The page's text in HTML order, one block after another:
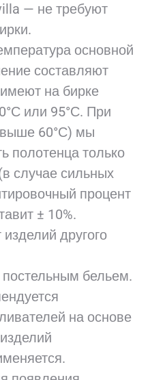
— не требуют
основной
составляют
на бирке
или 95°С. При
60°С) мы
полотенца только
случае сильных
процент
± 10%.
другого
постельным бельем.
на основе